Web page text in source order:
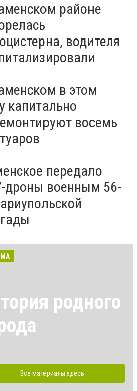
районе
водителя
в этом
капитально
восемь
передало
дроны военным 56-
родного
Все материалы здесь